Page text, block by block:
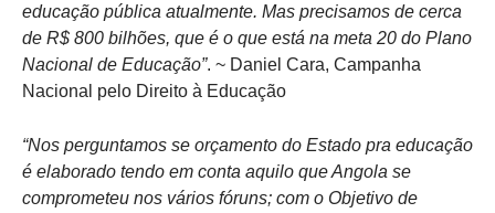
educação pública atualmente. Mas precisamos de cerca
de R$ 800 bilhões, que é o que está na meta 20 do Plano
Nacional de Educação”. ~ Daniel Cara, Campanha
Nacional pelo Direito à Educação
“Nos perguntamos se orçamento do Estado pra educação
é elaborado tendo em conta aquilo que Angola se
comprometeu nos vários fóruns; com o Objetivo de